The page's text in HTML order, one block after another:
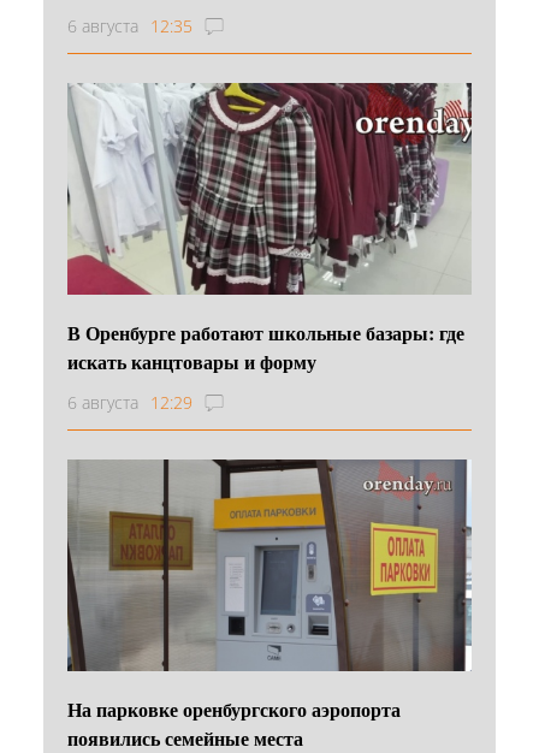
6 августа 12:35
В Оренбурге работают школьные базары: где
искать канцтовары и форму
6 августа 12:29
На парковке оренбургского аэропорта
появились семейные места